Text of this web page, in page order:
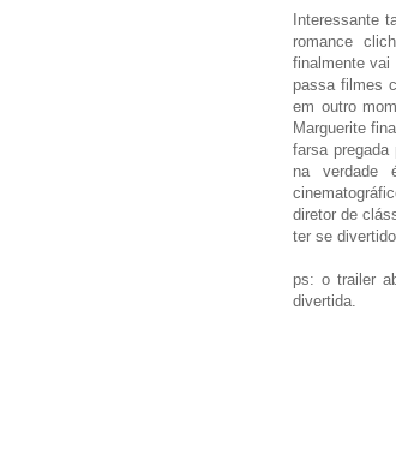
Interessante
romance
finalmente vai
passa filmes
em outro
Marguerite
farsa
na verdade
diretor de
ter se
ps: o trailer
divertida.